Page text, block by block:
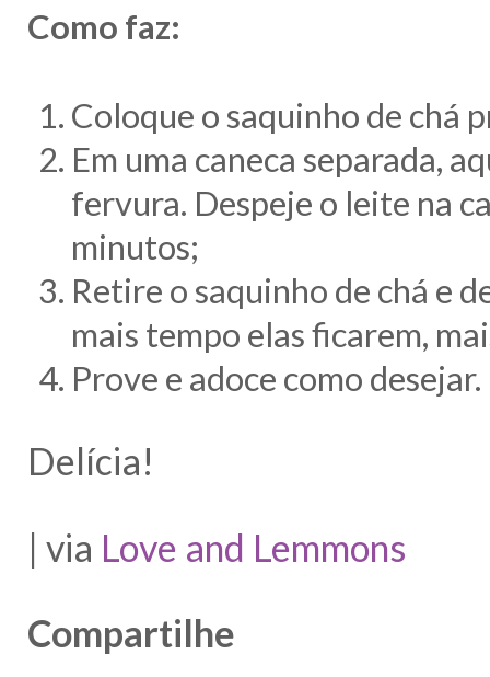
Como faz:
Coloque osaquinho de chá
Em uma caneca separada,
fervura. Despeje o leite na
minutos;
Retire osaquinho de chá e
mais tempo elas ficarem,
Prove e adoce como desejar.
Delícia!
| via Love and Lemmons
Compartilhe